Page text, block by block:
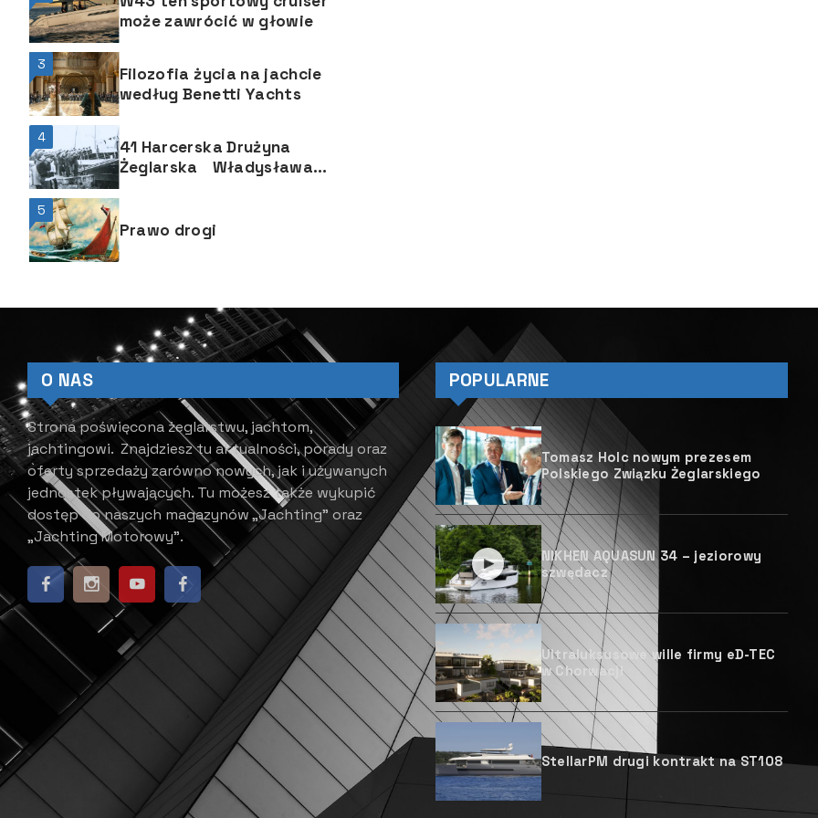
może zawrócić w głowie
3
Filozofia życia na jachcie
według Benetti Yachts
4
41 Harcerska Drużyna
Żeglarska Władysława
Wagnera, Opole
5
Prawo drogi
O NAS
Strona poświęcona żeglarstwu, jachtom,
jachtingowi. Znajdziesz tu aktualności, porady oraz
oferty sprzedaży zarówno nowych, jak i używanych
jednostek pływających. ​ Tu możesz także wykupić
dostęp do naszych magazynów „Jachting” oraz
„Jachting Motorowy”.
POPULARNE
Tomasz Holc nowym prezesem
Polskiego Związku Żeglarskiego
NIKHEN AQUASUN 34 – jeziorowy
szwędacz
Ultraluksusowe wille firmy eD-TEC
w Chorwacji
StellarPM drugi kontrakt na ST108